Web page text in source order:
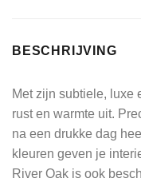
BESCHRIJVING
Met zijn subtiele, luxe
rust en warmte uit.
na een drukke dag
kleuren geven je
River Oak is ook